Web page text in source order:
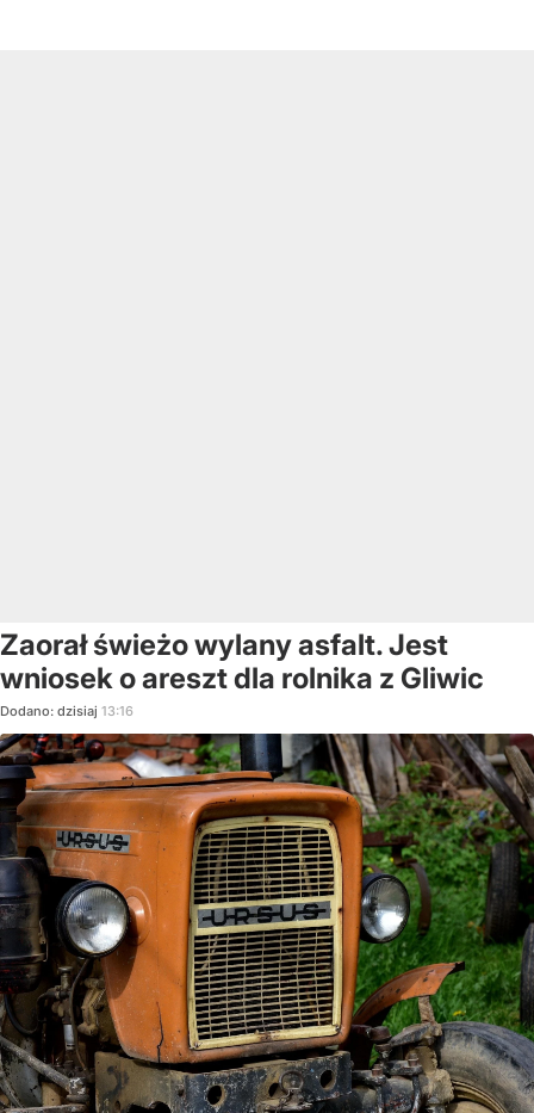
Zaorał świeżo wylany asfalt. Jest
wniosek o areszt dla rolnika z Gliwic
Dodano: dzisiaj 13:16